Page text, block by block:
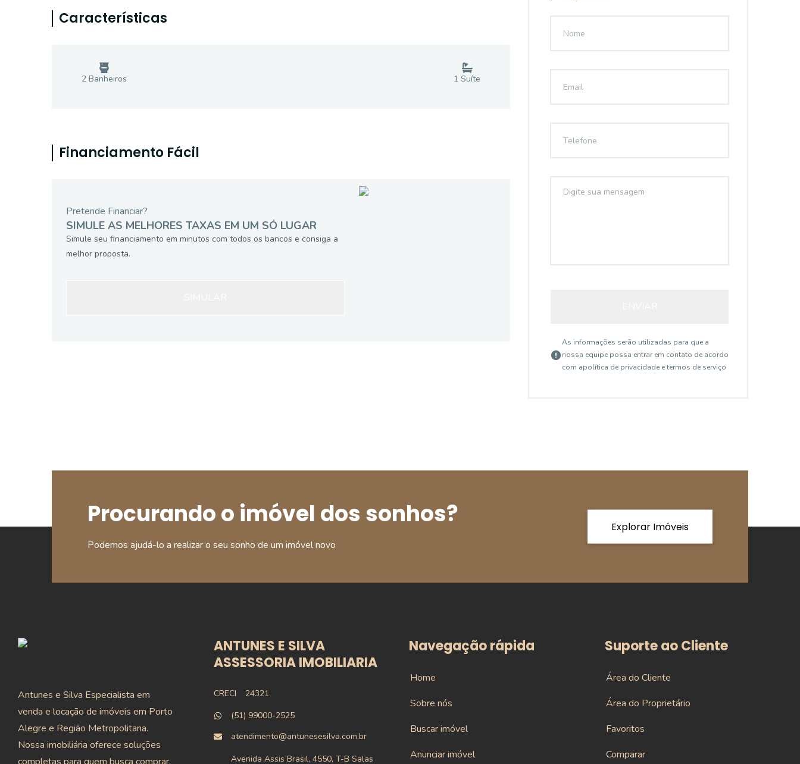
Características
2 Banheiros 1 Suíte
Financiamento Fácil
Pretende Financiar?
SIMULE AS MELHORES TAXAS EM UM SÓ LUGAR
Simule seu financiamento em minutos com todos os bancos e consiga a
melhor proposta.
As informações serão utilizadas para que a
nossa equipe possa entrar em contato de acordo
com apolítica de privacidade e termos de serviço
Procurando o imóvel dos sonhos?
Podemos ajudá-lo a realizar o seu sonho de um imóvel novo
Explorar Imóveis
Antunes e Silva Especialista em
venda e locação de imóveis em Porto
Alegre e Região Metropolitana.
Nossa imobiliária oferece soluções
ANTUNES E SILVA
ASSESSORIA IMOBILIARIA
CRECI
24321
(51) 99000-2525
atendimento@antunesesilva.com.br
Avenida Assis Brasil, 4550, T-B Salas
Navegação rápida
Home
Sobre nós
Buscar imóvel
Anunciar imóvel
Suporte ao Cliente
Área do Cliente
Área do Proprietário
Favoritos
Comparar